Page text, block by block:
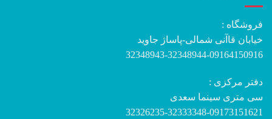
فروشگاه :
خیابان قاآنی شمالی-پاساژ جاوید
32348943-32348944-09164150916
دفتر مرکزی :
سی متری سینما سعدی
32326235-32333348-09173151621